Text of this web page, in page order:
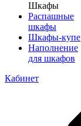
Шкафы
Распашные
шкафы
Шкафы-купе
Наполнение
для шкафов
Кабинет